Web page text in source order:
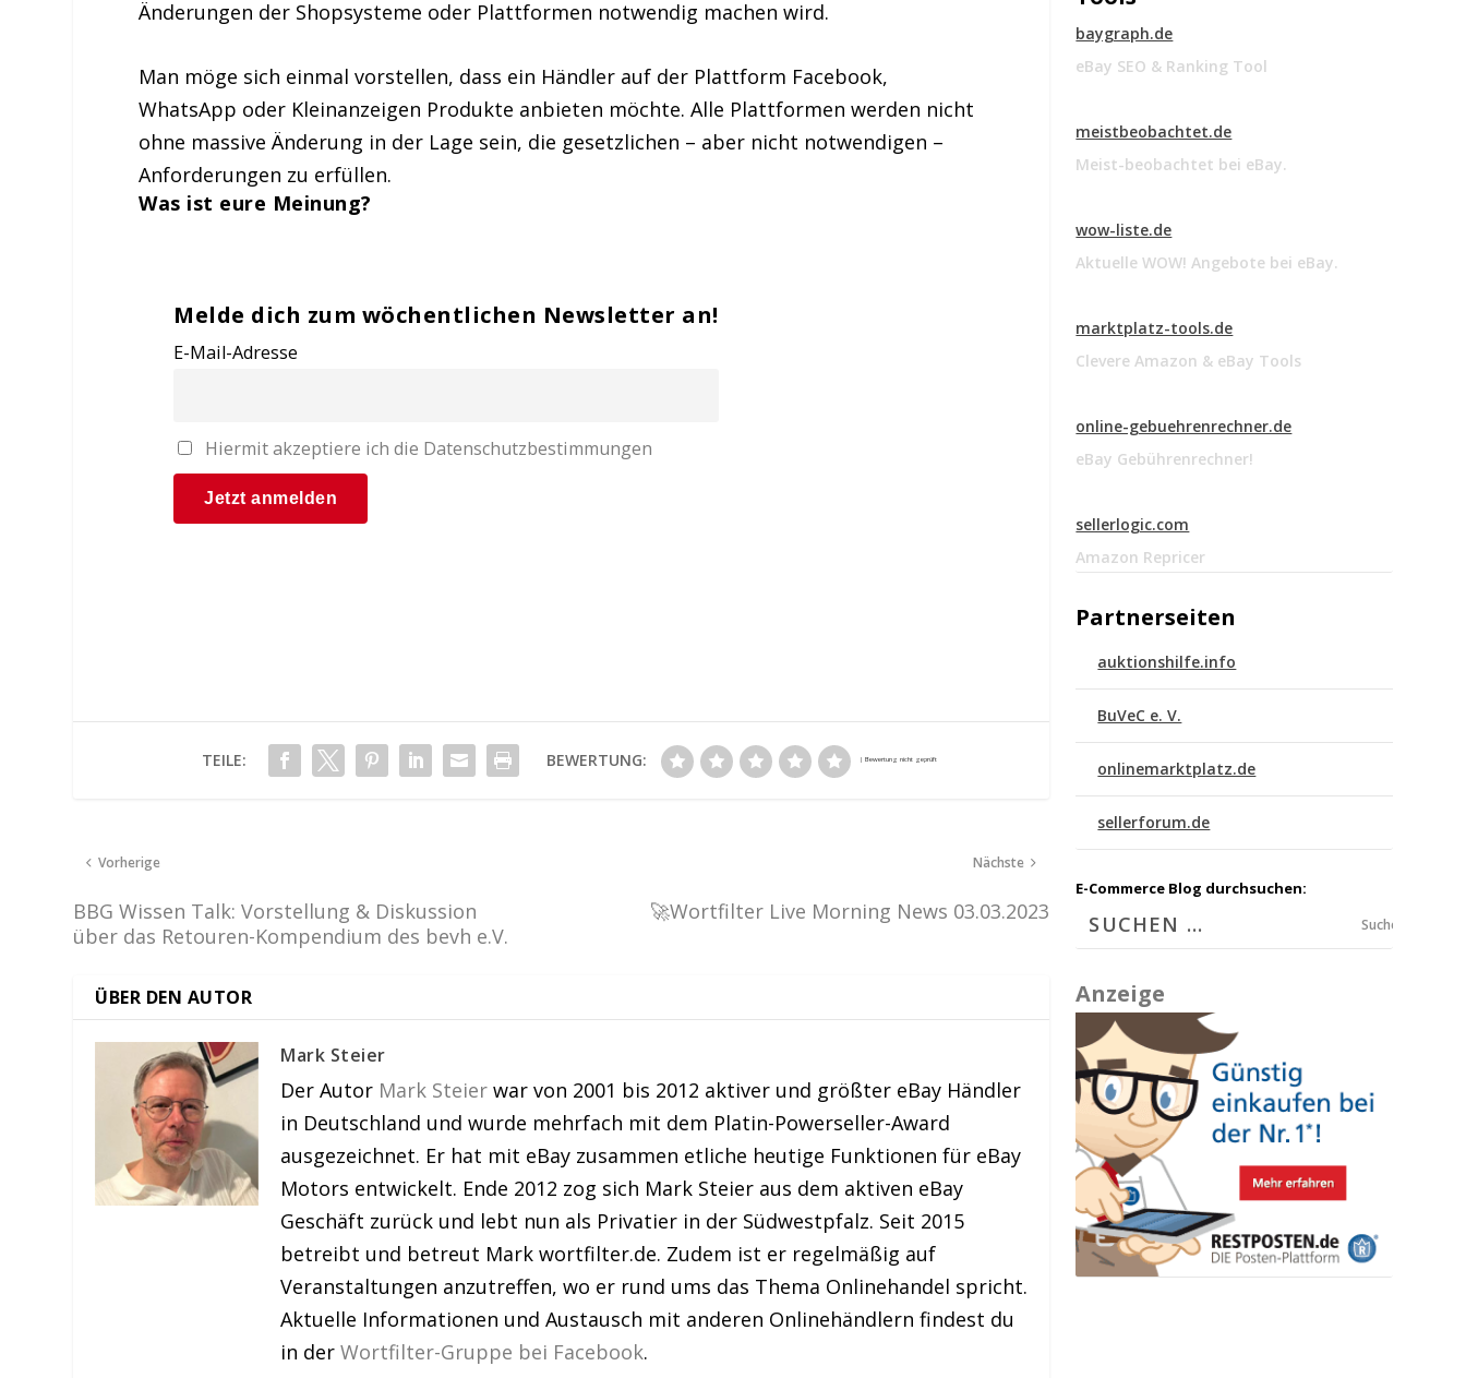
Änderungen der Shopsysteme oder Plattformen notwendig machen wird.
Man möge sich einmal vorstellen, dass ein Händler auf der Plattform Facebook,
WhatsApp oder Kleinanzeigen Produkte anbieten möchte. Alle Plattformen werden nicht
ohne massive Änderung in der Lage sein, die gesetzlichen – aber nicht notwendigen –
Anforderungen zu erfüllen.
Was ist eure Meinung?
Melde dich zum wöchentlichen Newsletter an!
E-Mail-Adresse
Hiermit akzeptiere ich die Datenschutzbestimmungen
TEILE: BEWERTUNG:
Vorherige
BBG Wissen Talk: Vorstellung & Diskussion
über das Retouren-Kompendium des bevh e.V.
Nächste
🚀Wortfilter Live Morning News 03.03.2023
ÜBER DEN AUTOR
Mark Steier
Der Autor Mark Steier war von 2001 bis 2012 aktiver und größter eBay Händler
in Deutschland und wurde mehrfach mit dem Platin-Powerseller-Award
ausgezeichnet. Er hat mit eBay zusammen etliche heutige Funktionen für eBay
Motors entwickelt. Ende 2012 zog sich Mark Steier aus dem aktiven eBay
Geschäft zurück und lebt nun als Privatier in der Südwestpfalz. Seit 2015
betreibt und betreut Mark wortfilter.de. Zudem ist er regelmäßig auf
Veranstaltungen anzutreffen, wo er rund ums das Thema Onlinehandel spricht.
Aktuelle Informationen und Austausch mit anderen Onlinehändlern findest du
in derWortfilter-Gruppe bei Facebook.
baygraph.de
eBay SEO & Ranking Tool
meistbeobachtet.de
Meist-beobachtet bei eBay.
wow-liste.de
Aktuelle WOW! Angebote bei eBay.
marktplatz-tools.de
Clevere Amazon & eBay Tools
online-gebuehrenrechner.de
eBay Gebührenrechner!
sellerlogic.com
Amazon Repricer
Partnerseiten
auktionshilfe.info
BuVeC e. V.
onlinemarktplatz.de
sellerforum.de
E-Commerce Blog durchsuchen:
Suchen
Anzeige